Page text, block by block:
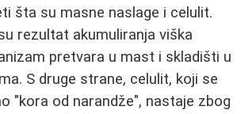
šta su masne naslage i celulit.
rezultat akumuliranja viška
pretvara u mast i skladišti u
S druge strane, celulit, koji se
"kora od narandže", nastaje zbog